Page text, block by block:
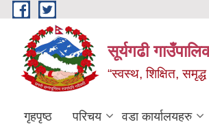
Skip to main content
सूर्यगढी
“स्वस्थ, शिक्षित,
गृहपृष्ठ परिचय वडा कार्यालयहरु